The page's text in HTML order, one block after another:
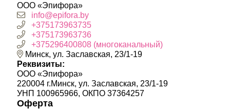
ООО «Эпифора»
info@epifora.by
+375173963735
+375173963736
+375296400808 (многоканальный)
Минск, ул. Заславская, 23/1-19
Реквизиты:
ООО «Эпифора»
220004 г.Минск, ул. Заславская, 23/1-19
УНП 100965966, ОКПО 37364257
Оферта